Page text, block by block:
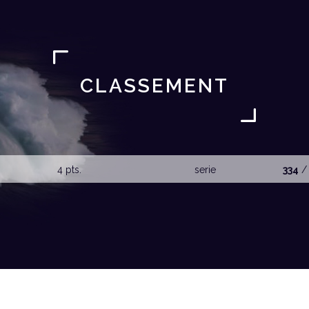
CLASSEMENT
4 pts. serie 334 /